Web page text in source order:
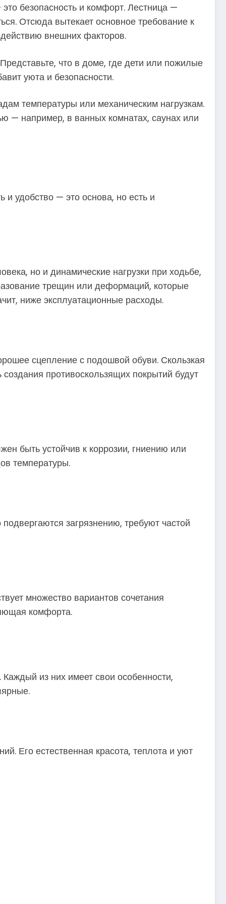
безопасность и комфорт. Лестница —
Отсюда вытекает основное требование к
внешних факторов.
что в доме, где дети или пожилые
уюта и безопасности.
температуры или механическим нагрузкам.
— например, в ванных комнатах, саунах или
и удобство — это основа, но есть и
но и динамические нагрузки при ходьбе,
трещин или деформаций, которые
ниже эксплуатационные расходы.
сцепление с подошвой обуви. Скользкая
противоскользящих покрытий будут
быть устойчив к коррозии, гниению или
температуры.
загрязнению, требуют частой
множество вариантов сочетания
комфорта.
из них имеет свои особенности,
Его естественная красота, теплота и уют